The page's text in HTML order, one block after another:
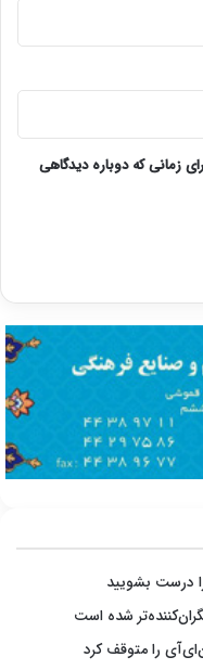
زمانی که دوباره دیدگاهی
درست بشویید
شده است
را متوقف کرد